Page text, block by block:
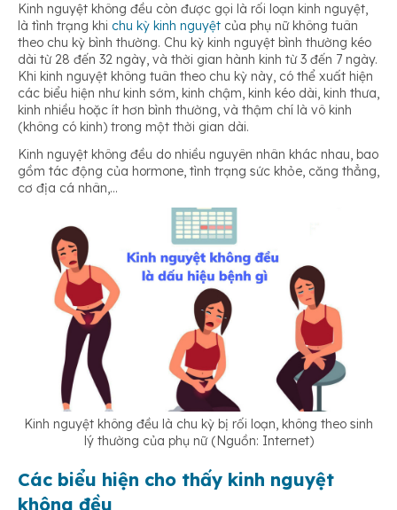
Kinh nguyệt không đều còn được gọi là rối loạn kinh nguyệt,
là tình trạng khi chu kỳ kinh nguyệt của phụ nữ không tuân
theo chu kỳ bình thường. Chu kỳ kinh nguyệt bình thường kéo
dài từ 28 đến 32 ngày, và thời gian hành kinh từ 3 đến 7 ngày.
Khi kinh nguyệt không tuân theo chu kỳ này, có thể xuất hiện
các biểu hiện như kinh sớm, kinh chậm, kinh kéo dài, kinh thưa,
kinh nhiều hoặc ít hơn bình thường, và thậm chí là vô kinh
(không có kinh) trong một thời gian dài.
Kinh nguyệt không đều do nhiều nguyên nhân khác nhau, bao
gồm tác động của hormone, tình trạng sức khỏe, căng thẳng,
cơ địa cá nhân,…
Kinh nguyệt không đều là chu kỳ bị rối loạn, không theo sinh
lý thường của phụ nữ (Nguồn: Internet)
Các biểu hiện cho thấy kinh nguyệt
không đều